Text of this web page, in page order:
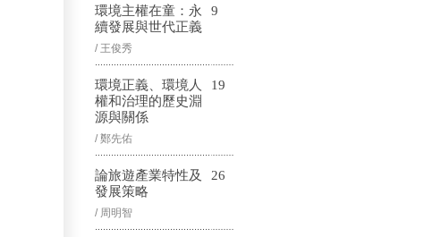
環境主權在童：永
續發展與世代正義
/ 王俊秀
9
環境正義、環境人
權和治理的歷史淵
源與關係
/ 鄭先佑
19
論旅遊產業特性及
發展策略
/ 周明智
26